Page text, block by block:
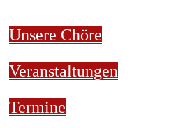
Unsere Chöre
Veranstaltungen
Termine